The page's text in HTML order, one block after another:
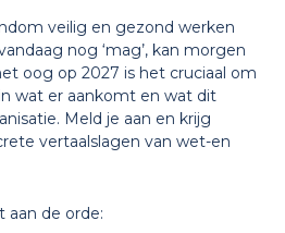
veilig en gezond werken
nog ‘mag’, kan morgen
oog op 2027 is het cruciaal om
wat er aankomt en wat dit
Meld je aan en krijg
vertaalslagen van wet-en
aan de orde: